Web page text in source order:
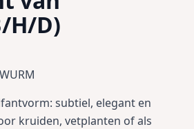
H/D)
subtiel, elegant en
kruiden, vetplanten of als